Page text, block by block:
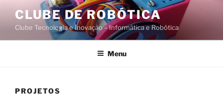
conteúdo
CLUBE DE ROBÓTICA
Clube Tecnologia e Inovação – Informática e Robótica
Menu
PROJETOS